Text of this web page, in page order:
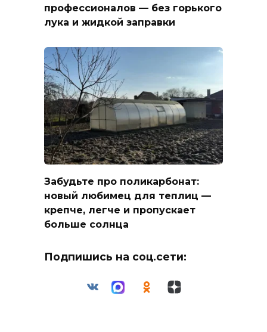
профессионалов — без горького
лука и жидкой заправки
Забудьте про поликарбонат:
новый любимец для теплиц —
крепче, легче и пропускает
больше солнца
Подпишись на соц.сети: